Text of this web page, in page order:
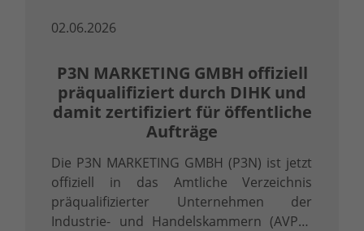
02.06.2026
P3N MARKETING GMBH offiziell
präqualifiziert durch DIHK und
damit zertifiziert für öffentliche
Aufträge
Die P3N MARKETING GMBH (P3N) ist jetzt
offiziell in das Amtliche Verzeichnis
präqualifizierter Unternehmen der
Industrie- und Handelskammern (AVPQ)